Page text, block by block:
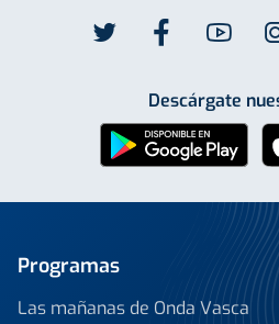
Descárgate
Programas
Las mañanas de Onda Vasca